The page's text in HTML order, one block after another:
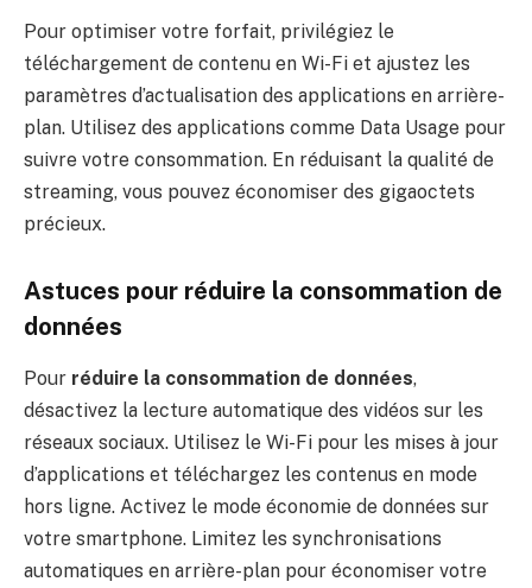
Pour optimiser votre forfait, privilégiez le
téléchargement de contenu en Wi-Fi et ajustez les
paramètres d’actualisation des applications en arrière-
plan. Utilisez des applications comme Data Usage pour
suivre votre consommation. En réduisant la qualité de
streaming, vous pouvez économiser des gigaoctets
précieux.
Astuces pour réduire la consommation de
données
Pour réduire la consommation de données,
désactivez la lecture automatique des vidéos sur les
réseaux sociaux. Utilisez le Wi-Fi pour les mises à jour
d’applications et téléchargez les contenus en mode
hors ligne. Activez le mode économie de données sur
votre smartphone. Limitez les synchronisations
automatiques en arrière-plan pour économiser votre